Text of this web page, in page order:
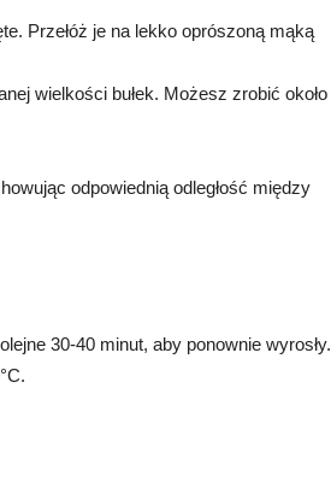
Przełóż je na lekko oprószoną mąką
wielkości bułek. Możesz zrobić około
odpowiednią odległość między
30-40 minut, aby ponownie wyrosły.